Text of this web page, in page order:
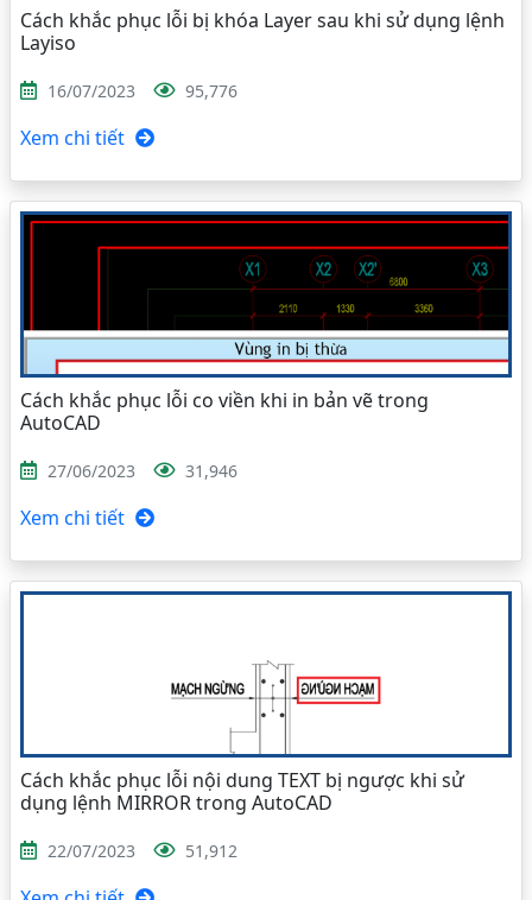
Cách khắc phục lỗi bị khóa Layer sau khi sử dụng lệnh
Layiso
16/07/2023 95,776
Xem chi tiết
Cách khắc phục lỗi co viền khi in bản vẽ trong
AutoCAD
27/06/2023 31,946
Xem chi tiết
Cách khắc phục lỗi nội dung TEXT bị ngược khi sử
dụng lệnh MIRROR trong AutoCAD
22/07/2023 51,912